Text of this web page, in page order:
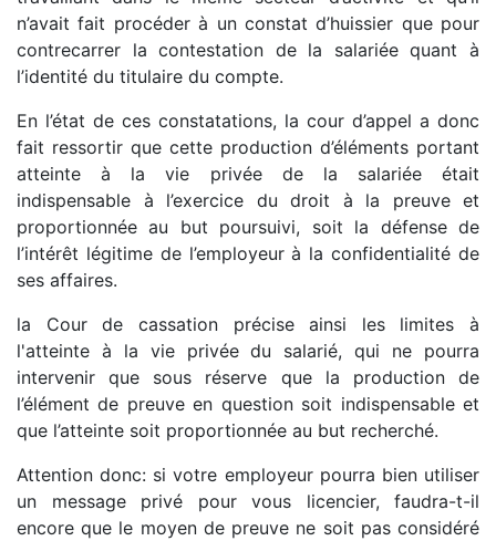
n’avait fait procéder à un constat d’huissier que pour
contrecarrer la contestation de la salariée quant à
l’identité du titulaire du compte.
En l’état de ces constatations, la cour d’appel a donc
fait ressortir que cette production d’éléments portant
atteinte à la vie privée de la salariée était
indispensable à l’exercice du droit à la preuve et
proportionnée au but poursuivi, soit la défense de
l’intérêt légitime de l’employeur à la confidentialité de
ses affaires.
la Cour de cassation précise ainsi les limites à
l'atteinte à la vie privée du salarié, qui ne pourra
intervenir que sous réserve que la production de
l’élément de preuve en question soit indispensable et
que l’atteinte soit proportionnée au but recherché.
Attention donc: si votre employeur pourra bien utiliser
un message privé pour vous licencier, faudra-t-il
encore que le moyen de preuve ne soit pas considéré